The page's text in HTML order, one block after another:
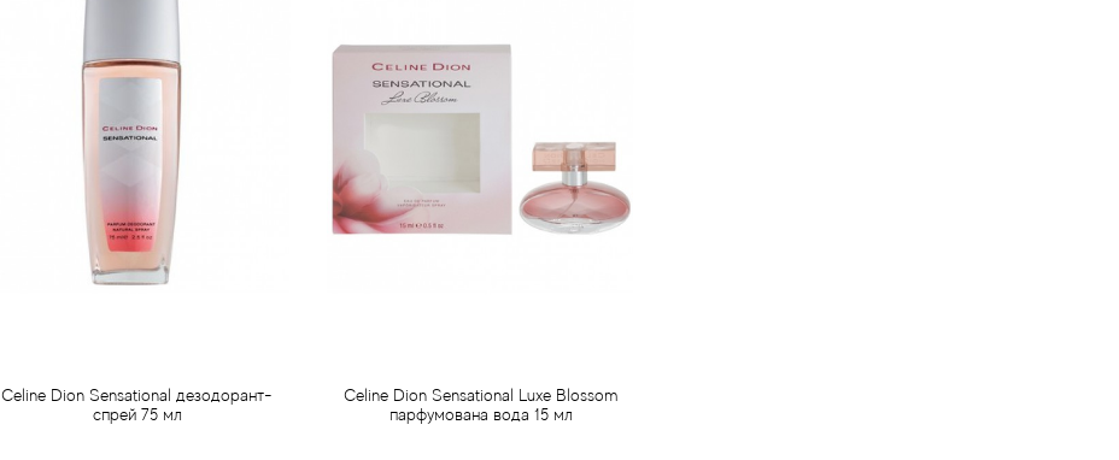
Celine Dion Sensational дезодорант-
спрей 75 мл
Celine Dion Sensational Luxe Blossom
парфумована вода 15 мл